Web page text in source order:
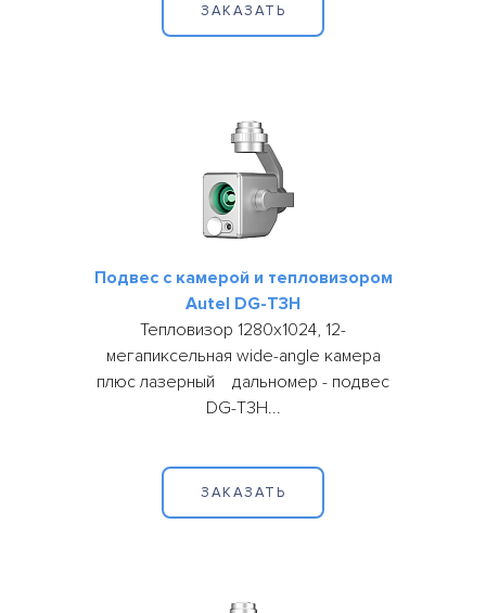
ЗАКАЗАТЬ
Подвес с камерой и тепловизором
Autel DG-T3H
Тепловизор 1280х1024, 12-
мегапиксельная wide-angle камера
плюс лазерный дальномер - подвес
DG-T3H...
ЗАКАЗАТЬ